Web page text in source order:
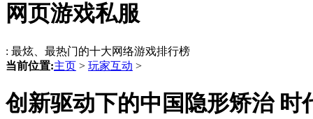
网页游戏私服
: 最炫、最热门的十大网络游戏排行榜
当前位置:主页 > 玩家互动 >
创新驱动下的中国隐形矫治 时